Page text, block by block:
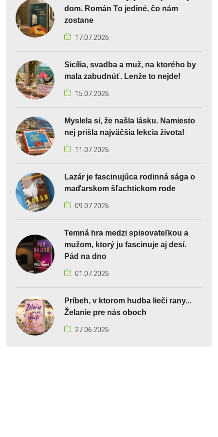
dom. Román To jediné, čo nám
zostane
17.07.2026
Sicília, svadba a muž, na ktorého by
mala zabudnúť. Lenže to nejde!
15.07.2026
Myslela si, že našla lásku. Namiesto
nej prišla najväčšia lekcia života!
11.07.2026
Lazár je fascinujúca rodinná sága o
maďarskom šľachtickom rode
09.07.2026
Temná hra medzi spisovateľkou a
mužom, ktorý ju fascinuje aj desí.
Pád na dno
01.07.2026
Príbeh, v ktorom hudba lieči rany...
Želanie pre nás oboch
27.06.2026